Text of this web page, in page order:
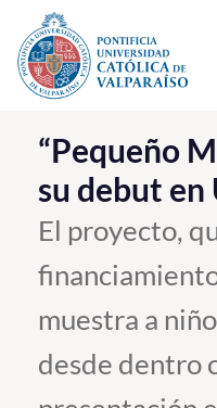
Click acá para ir
La Universidad
Investigación, Creación
PUCV Internacional
Vinculación con el Medio
Admisión
“Pequeño
su debut en
El proyecto,
muestra a
desde dentro